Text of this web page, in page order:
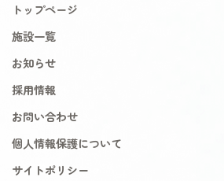
トップページ
施設一覧
お知らせ
採用情報
お問い合わせ
個人情報保護について
サイトポリシー